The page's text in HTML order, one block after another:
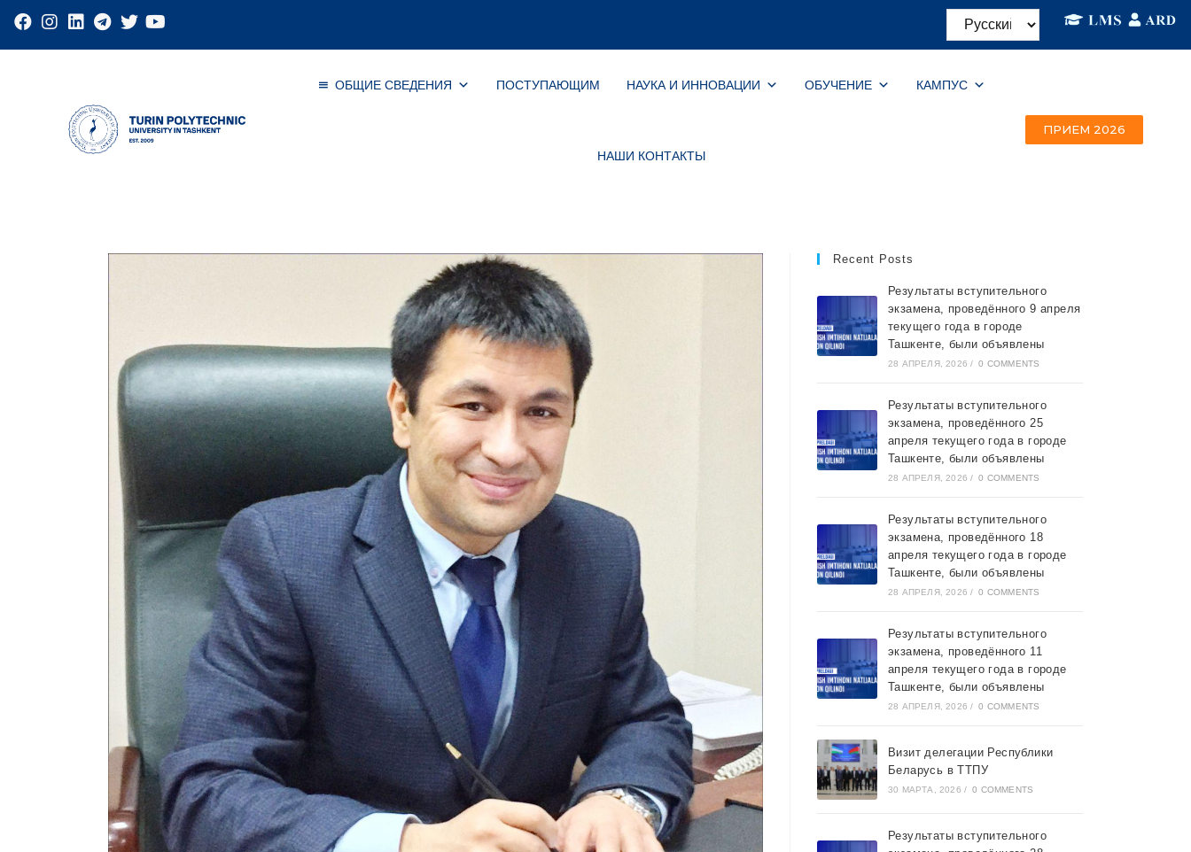
ОБЩИЕ СВЕДЕНИЯ ПОСТУПАЮЩИМ НАУКА И ИННОВАЦИИ ОБУЧЕНИЕ КАМПУС
НАШИ КОНТАКТЫ
ПРИЕМ 2026
Recent Posts
Результаты вступительного
экзамена, проведённого 9 апреля
текущего года в городе
Ташкентe, были объявлены
28 АПРЕЛЯ, 2026 / 0 COMMENTS
Результаты вступительного
экзамена, проведённого 25
апреля текущего года в городе
Ташкентe, были объявлены
28 АПРЕЛЯ, 2026 / 0 COMMENTS
Результаты вступительного
экзамена, проведённого 18
апреля текущего года в городе
Ташкентe, были объявлены
28 АПРЕЛЯ, 2026 / 0 COMMENTS
Результаты вступительного
экзамена, проведённого 11
апреля текущего года в городе
Ташкентe, были объявлены
28 АПРЕЛЯ, 2026 / 0 COMMENTS
Визит делегации Республики
Беларусь в ТТПУ
30 МАРТА, 2026 / 0 COMMENTS
Результаты вступительного